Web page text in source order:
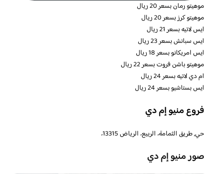
موهيتو رمان بسعر 20 ريال
موهيتو كرز بسعر 20 ريال
ايس لاتيه بسعر 21 ريال
ايس سبانش بسعر 23 ريال
ايس امريكانو بسعر 18 ريال
موهيتو باشن فروت بسعر 22 ريال
ام دي لاتيه بسعر 24 ريال
ايس بستاشيو بسعر 24 ريال
فروع منيو إم دي
حي, طريق الثمامة، الربيع، الرياض 13315،
صور منيو إم دي